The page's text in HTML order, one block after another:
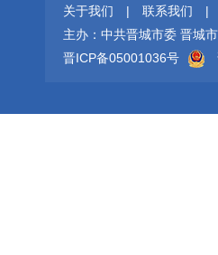
关于我们 | 联系我们 |
主办：中共晋城市委 晋城
晋ICP备05001036号